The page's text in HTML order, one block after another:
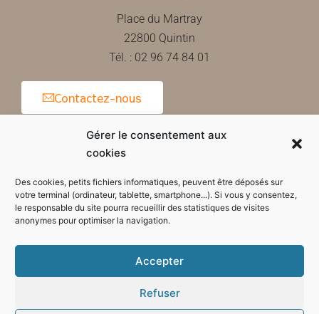
Gérer le consentement aux
cookies
Des cookies, petits fichiers informatiques, peuvent être déposés sur
votre terminal (ordinateur, tablette, smartphone...). Si vous y consentez,
le responsable du site pourra recueillir des statistiques de visites
anonymes pour optimiser la navigation.
Accepter
Refuser
Place du Martray
22800 Quintin
Tél. : 02 96 74 84 01
Contactez-nous
Horaires d'ouverture de la mairie